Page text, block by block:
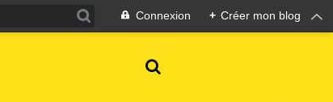
Connexion + Créer mon blog